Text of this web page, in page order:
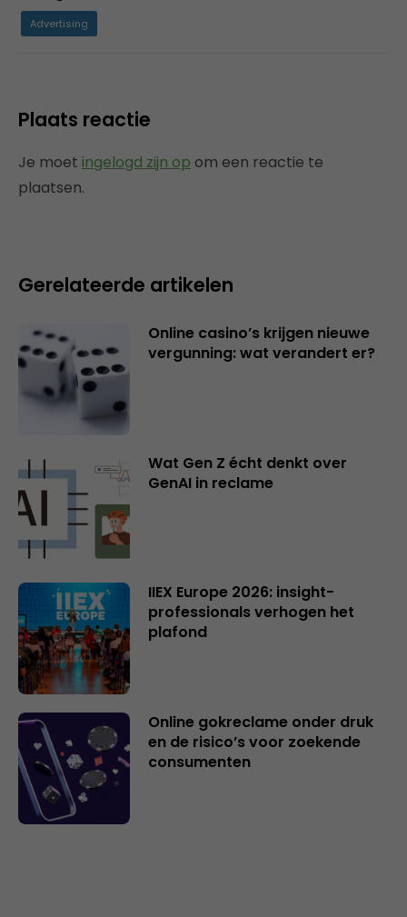
Advertising
Plaats reactie
Je moet ingelogd zijn op om een reactie te
plaatsen.
Gerelateerde artikelen
Online casino’s krijgen nieuwe
vergunning: wat verandert er?
Wat Gen Z écht denkt over
GenAI in reclame
IIEX Europe 2026: insight-
professionals verhogen het
plafond
Online gokreclame onder druk
en de risico’s voor zoekende
consumenten